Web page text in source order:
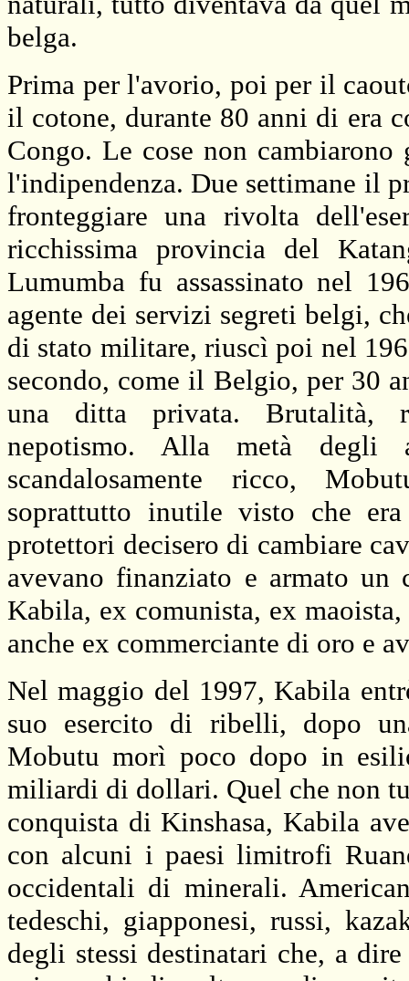
belga.
Prima per l'avorio, poi per il
il cotone, durante 80 anni di era
Congo. Le cose non
l'indipendenza. Due settimane il
fronteggiare una rivolta
ricchissima provincia del
Lumumba fu assassinato nel
agente dei servizi segreti belgi,
di stato militare, riuscì poi nel
secondo, come il Belgio, per 30
una ditta privata. Brutalità,
nepotismo. Alla metà
scandalosamente ricco,
soprattutto inutile visto che
protettori decisero di cambiare
avevano finanziato e armato un
Kabila, ex comunista, ex
anche ex commerciante di oro e
Nel maggio del 1997, Kabila
suo esercito di ribelli, dopo
Mobutu morì poco dopo in
miliardi di dollari. Quel che non
conquista di Kinshasa, Kabila
con alcuni i paesi limitrofi
occidentali di minerali.
tedeschi, giapponesi, russi,
degli stessi destinatari che, a